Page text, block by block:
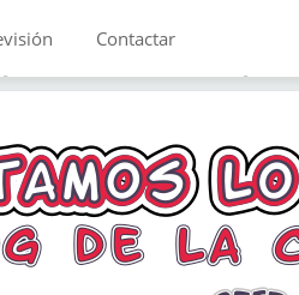
Contactar